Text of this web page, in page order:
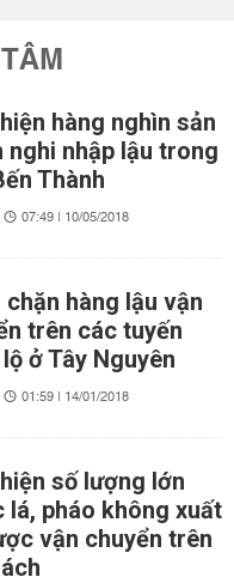
hàng nghìn sản
nghi nhập lậu trong
Thành
07:49 | 10/05/2018
chặn hàng lậu vận
trên các tuyến
ở Tây Nguyên
01:59 | 14/01/2018
số lượng lớn
lá, pháo không xuất
vận chuyển trên